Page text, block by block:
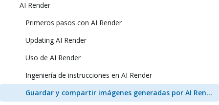
AI Render
Primeros pasos con AI Render
Updating AI Render
Uso de AI Render
Ingeniería de instrucciones en AI Render
Guardar y compartir imágenes generadas por AI Render